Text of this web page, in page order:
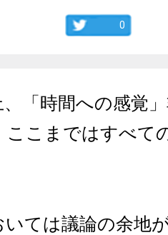
0
「時間への感覚
ここまではすべて
いては議論の余地